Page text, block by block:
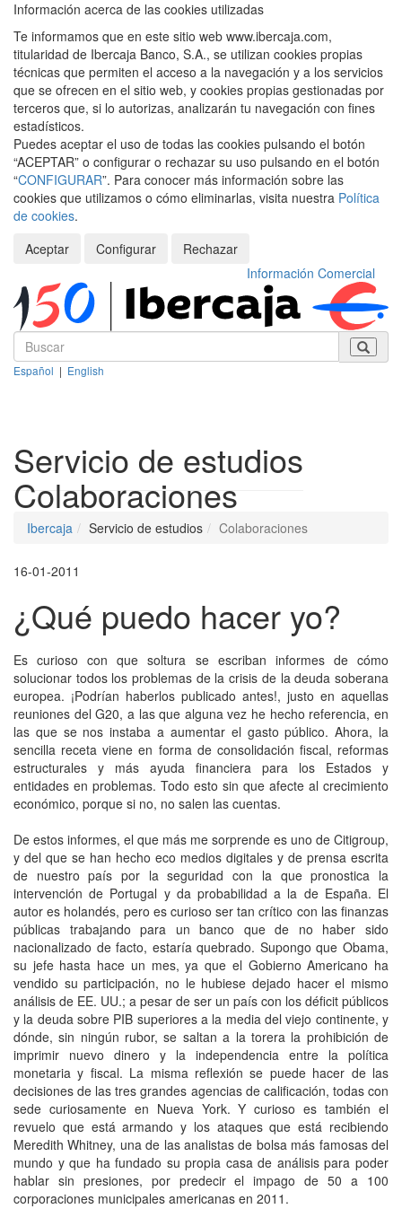
Información acerca de las cookies utilizadas
Te informamos que en este sitio web www.ibercaja.com,
titularidad de Ibercaja Banco, S.A., se utilizan cookies propias
técnicas que permiten el acceso a la navegación y a los servicios
que se ofrecen en el sitio web, y cookies propias gestionadas por
terceros que, si lo autorizas, analizarán tu navegación con fines
estadísticos.
Puedes aceptar el uso de todas las cookies pulsando el botón
“ACEPTAR” o configurar o rechazar su uso pulsando en el botón
“CONFIGURAR”. Para conocer más información sobre las
cookies que utilizamos o cómo eliminarlas, visita nuestra Política
de cookies.
Aceptar
Configurar
Rechazar
Información Comercial
Español | English
Servicio de estudios
Colaboraciones
Ibercaja Servicio de estudios Colaboraciones
16-01-2011
¿Qué puedo hacer yo?
Es curioso con que soltura se escriban informes de cómo
solucionar todos los problemas de la crisis de la deuda soberana
europea. ¡Podrían haberlos publicado antes!, justo en aquellas
reuniones del G20, a las que alguna vez he hecho referencia, en
las que se nos instaba a aumentar el gasto público. Ahora, la
sencilla receta viene en forma de consolidación fiscal, reformas
estructurales y más ayuda financiera para los Estados y
entidades en problemas. Todo esto sin que afecte al crecimiento
económico, porque si no, no salen las cuentas.
De estos informes, el que más me sorprende es uno de Citigroup,
y del que se han hecho eco medios digitales y de prensa escrita
de nuestro país por la seguridad con la que pronostica la
intervención de Portugal y da probabilidad a la de España. El
autor es holandés, pero es curioso ser tan crítico con las finanzas
públicas trabajando para un banco que de no haber sido
nacionalizado de facto, estaría quebrado. Supongo que Obama,
su jefe hasta hace un mes, ya que el Gobierno Americano ha
vendido su participación, no le hubiese dejado hacer el mismo
análisis de EE. UU.; a pesar de ser un país con los déficit públicos
y la deuda sobre PIB superiores a la media del viejo continente, y
dónde, sin ningún rubor, se saltan a la torera la prohibición de
imprimir nuevo dinero y la independencia entre la política
monetaria y fiscal. La misma reflexión se puede hacer de las
decisiones de las tres grandes agencias de calificación, todas con
sede curiosamente en Nueva York. Y curioso es también el
revuelo que está armando y los ataques que está recibiendo
Meredith Whitney, una de las analistas de bolsa más famosas del
mundo y que ha fundado su propia casa de análisis para poder
hablar sin presiones, por predecir el impago de 50 a 100
corporaciones municipales americanas en 2011.